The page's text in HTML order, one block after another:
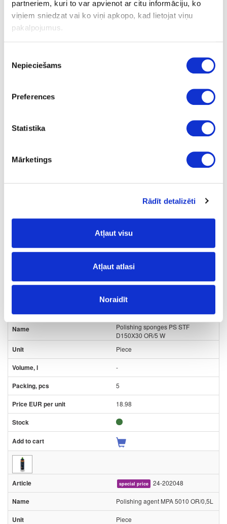
partneriem, kuri to var apvienot ar citu informāciju, ko
viņiem sniedzat vai ko viņi apkopo, kad lietojat viņu
pakalpojumus.
izvēle
Nepieciešams
Preferences
Statistika
Mārketings
Rādīt detalizēti
Atļaut visu
Atļaut atlasi
Noraidīt
-
24-202006
Polishing sponge PS STF D150x30
8.12
Polishing sponges PS STF
D150X30 OR/5 W
Piece
-
5
18.98
special price 24-202048
Polishing agent MPA 5010 OR/0,5L
Piece